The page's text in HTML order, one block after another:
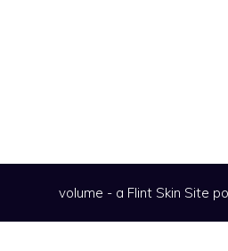
volume - a Flint Skin Site